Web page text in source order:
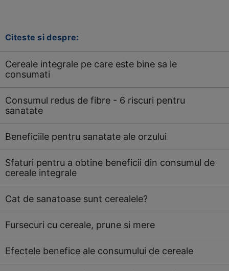
Citeste si despre:
Cereale integrale pe care este bine sa le
consumati
Consumul redus de fibre - 6 riscuri pentru
sanatate
Beneficiile pentru sanatate ale orzului
Sfaturi pentru a obtine beneficii din consumul de
cereale integrale
Cat de sanatoase sunt cerealele?
Fursecuri cu cereale, prune si mere
Efectele benefice ale consumului de cereale